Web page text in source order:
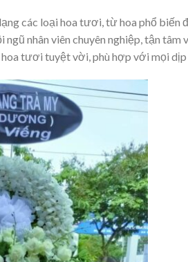
các loại hoa tươi, từ hoa phổ biến
nhân viên chuyên nghiệp, tận tâm
tươi tuyệt vời, phù hợp với mọi dịp